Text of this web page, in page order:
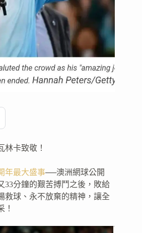
林卡致敬！
年最大盛事──澳洲網球公開
33分鐘的艱苦搏鬥之後，敗給
救球、永不放棄的精神，讓全
！